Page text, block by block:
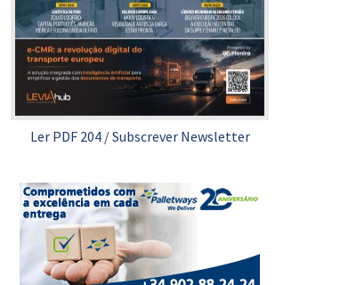
Ler PDF 204/Subscrever Newsletter